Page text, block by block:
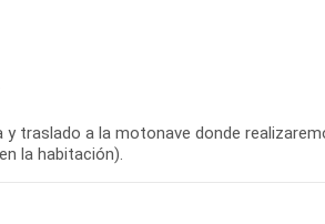
y traslado a la motonave donde
la habitación).